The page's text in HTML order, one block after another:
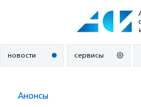
новости сервисы
Анонсы